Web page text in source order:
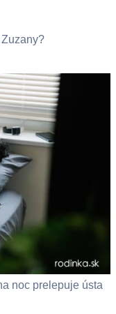
noc prelepuje ústa